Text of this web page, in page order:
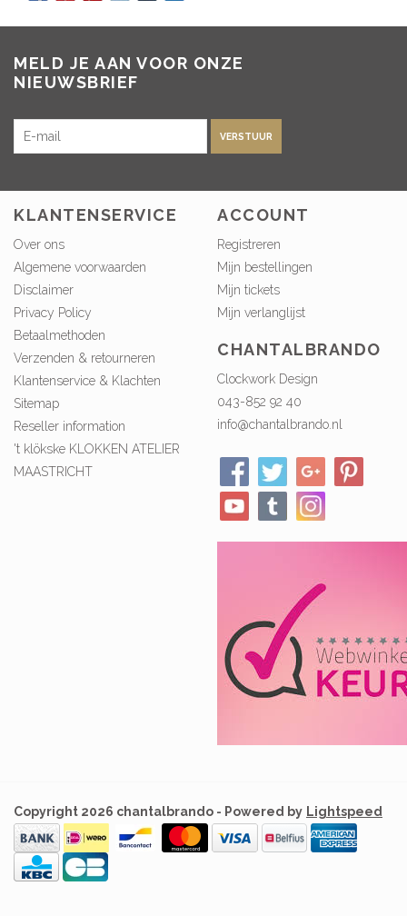
MELD JE AAN VOOR ONZE
NIEUWSBRIEF
VERSTUUR
KLANTENSERVICE
Over ons
Algemene voorwaarden
Disclaimer
Privacy Policy
Betaalmethoden
Verzenden & retourneren
Klantenservice & Klachten
Sitemap
Reseller information
't klökske KLOKKEN ATELIER
MAASTRICHT
ACCOUNT
Registreren
Mijn bestellingen
Mijn tickets
Mijn verlanglijst
CHANTALBRANDO
Clockwork Design
043-852 92 40
info@chantalbrando.nl
Copyright 2026 chantalbrando - Powered by Lightspeed